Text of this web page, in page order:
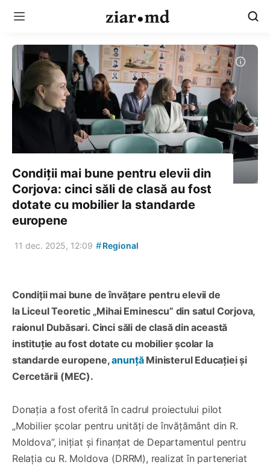
Condiții mai bune pentru elevii din
Corjova: cinci săli de clasă au fost
dotate cu mobilier la standarde
europene
11 dec. 2025, 12:09 #Regional
Condiții mai bune de învățare pentru elevii de
la Liceul Teoretic „Mihai Eminescu” din satul Corjova,
raionul Dubăsari. Cinci săli de clasă din această
instituție au fost dotate cu mobilier școlar la
standarde europene,anunță Ministerul Educației și
Cercetării (MEC).
Donația a fost oferită în cadrul proiectului pilot
„Mobilier școlar pentru unități de învățământ din R.
Moldova”, inițiat și finanțat de Departamentul pentru
Relația cu R. Moldova (DRRM), realizat în parteneriat